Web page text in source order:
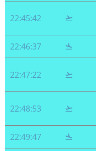
22:45:42 
22:46:37 
22:47:22 
22:48:53 
22:49:47 